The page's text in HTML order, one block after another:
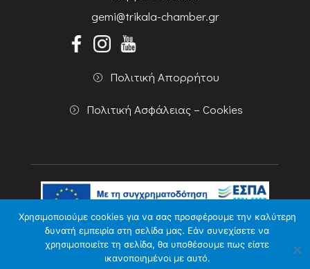
gemi@trikala-chamber.gr
Πολιτική Απορρήτου
Πολιτική Ασφάλειας – Cookies
Χρησιμοποιούμε cookies για να σας προσφέρουμε την καλύτερη
δυνατή εμπειρία στη σελίδα μας. Εάν συνεχίσετε να
χρησιμοποιείτε τη σελίδα, θα υποθέσουμε πως είστε
ικανοποιημένοι με αυτό.
Copyright 2026 Powered by Knowledge A.E.